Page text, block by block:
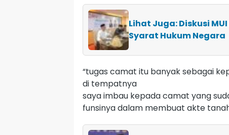
Lihat Juga: Diskusi
Syarat Hukum Negara
“tugas camat itu banyak sebagai
di tempatnya
saya imbau kepada camat yang
funsinya dalam membuat akte